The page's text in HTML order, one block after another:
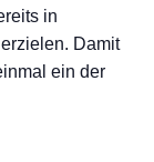
in
Damit
ein der